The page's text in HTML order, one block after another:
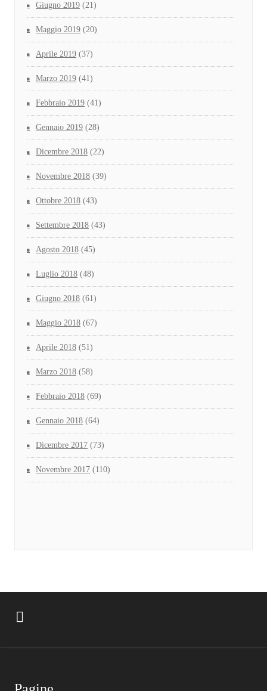
Giugno 2019 (21)
Maggio 2019 (20)
Aprile 2019 (37)
Marzo 2019 (41)
Febbraio 2019 (41)
Gennaio 2019 (28)
Dicembre 2018 (22)
Novembre 2018 (39)
Ottobre 2018 (43)
Settembre 2018 (43)
Agosto 2018 (45)
Luglio 2018 (48)
Giugno 2018 (61)
Maggio 2018 (67)
Aprile 2018 (51)
Marzo 2018 (58)
Febbraio 2018 (69)
Gennaio 2018 (64)
Dicembre 2017 (73)
Novembre 2017 (110)